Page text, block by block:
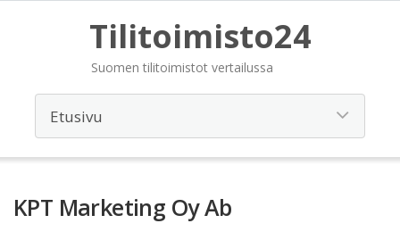
Tilitoimisto24
Suomen tilitoimistot vertailussa
KPT Marketing Oy Ab